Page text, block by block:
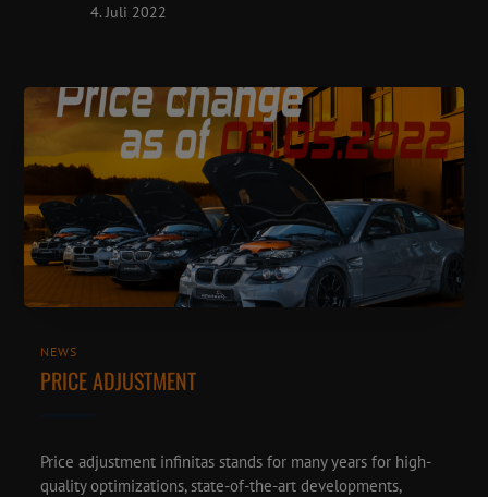
4. Juli 2022
NEWS
PRICE ADJUSTMENT
Price adjustment infinitas stands for many years for high-
quality optimizations, state-of-the-art developments,